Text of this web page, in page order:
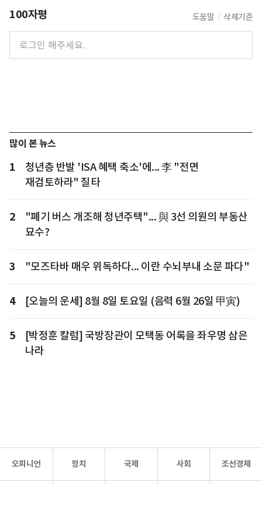
100자평 도움말 삭제기준
많이 본 뉴스
1
청년층 반발 'ISA 혜택 축소'에... 李 "전면
재검토하라" 질타
2
"폐기 버스 개조해 청년주택"... 與 3선 의원의 부동산
묘수?
3 "모즈타바 매우 위독하다... 이란 수뇌부내 소문 파다"
4 [오늘의 운세] 8월 8일 토요일 (음력 6월 26일 甲寅)
5
[박정훈 칼럼] 국방장관이 모택동 어록을 좌우명 삼은
나라
오피니언 정치 국제 사회 조선경제